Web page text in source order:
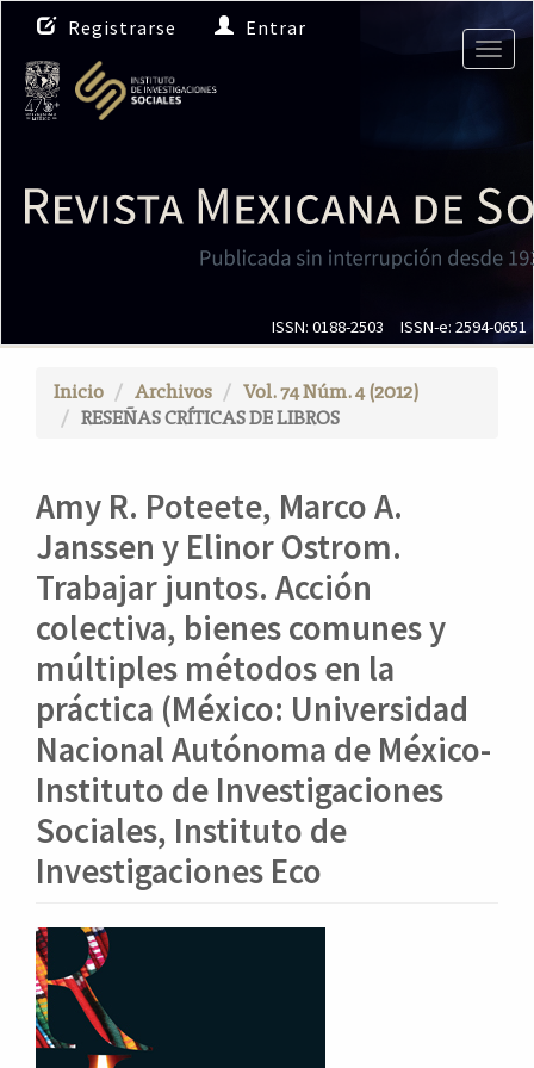
N
a
v
e
g
i
ó
n
c
C
o
n
t
e
n
i
o
p
r
i
n
c
i
a
l
B
a
r
Registrarse Entrar
ISSN: 0188-2503 ISSN-e: 2594-0651
Inicio Archivos
Vol. 74 Núm. 4 (2012)
RESEÑAS CRÍTICAS DE LIBROS
Amy R. Poteete, Marco A.
Janssen y Elinor Ostrom.
Trabajar juntos. Acción
colectiva, bienes comunes y
múltiples métodos en la
práctica (México: Universidad
Nacional Autónoma de México-
Instituto de Investigaciones
Sociales, Instituto de
Investigaciones Eco
Barra
lateral
del
artículo